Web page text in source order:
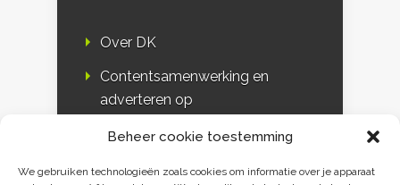
Beheer cookie toestemming
We gebruiken technologieën zoals cookies om informatie over je apparaat
Over DK
Contentsamenwerking en
adverteren op